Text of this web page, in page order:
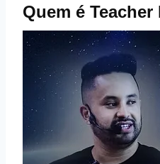
Quem é